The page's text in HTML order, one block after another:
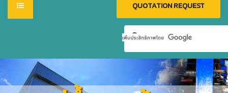
หน้าแรก
QUOTATION REQUEST